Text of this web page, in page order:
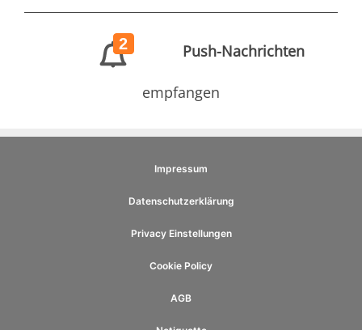
2 Push-Nachrichten
empfangen
Impressum
Datenschutzerklärung
Privacy Einstellungen
Cookie Policy
AGB